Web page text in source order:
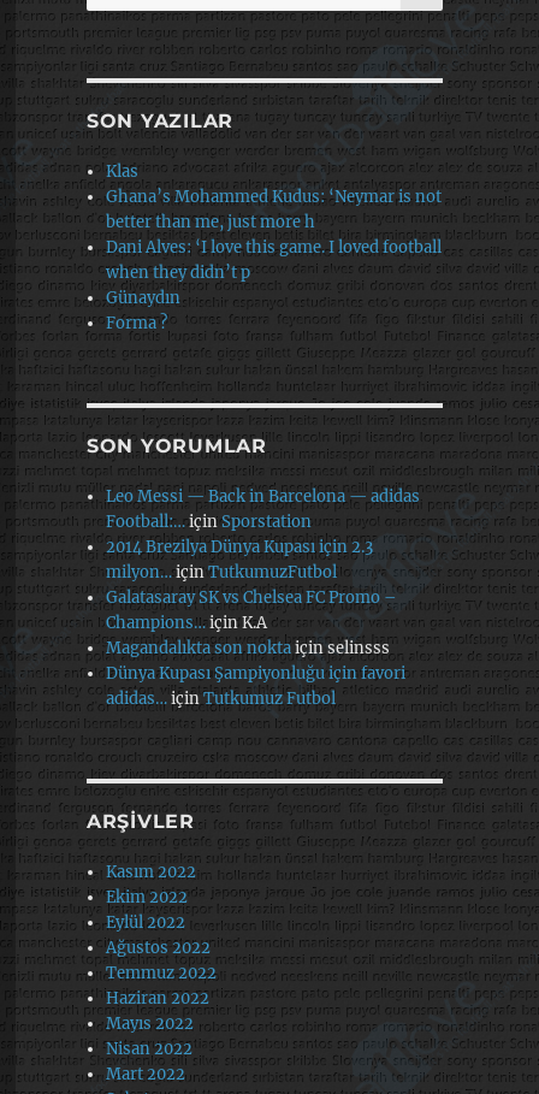
SON YAZILAR
Klas
Ghana’s Mohammed Kudus: ‘Neymar is not
better than me, just more h
Dani Alves: ‘I love this game. I loved football
when they didn’t p
Günaydın
Forma ?
SON YORUMLAR
Leo Messi — Back in Barcelona — adidas
Football:…içinSporstation
2014 Brezilya Dünya Kupası için 2.3
milyon…içinTutkumuzFutbol
Galatasaray SK vs Chelsea FC Promo –
Champions…içinK.A
Magandalıkta son noktaiçinselinsss
Dünya Kupası Şampiyonluğu için favori
adidas…içinTutkumuz Futbol
ARŞIVLER
Kasım 2022
Ekim 2022
Eylül 2022
Ağustos 2022
Temmuz 2022
Haziran 2022
Mayıs 2022
Nisan 2022
Mart 2022